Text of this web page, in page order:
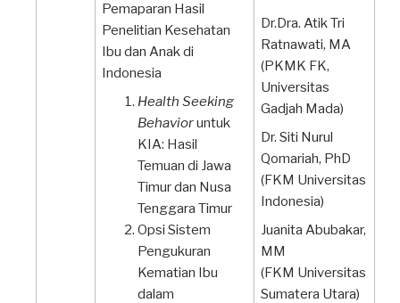
Pemaparan Hasil
Penelitian Kesehatan
Ibu dan Anak di
Indonesia
Health Seeking
Behavioruntuk
KIA: Hasil
Temuan di Jawa
Timur dan Nusa
Tenggara Timur
Opsi Sistem
Pengukuran
Kematian Ibu
dalam
Dr.Dra. Atik Tri
Ratnawati, MA
(PKMK FK,
Universitas
Gadjah Mada)
Dr. Siti Nurul
Qomariah, PhD
(FKM Universitas
Indonesia)
Juanita Abubakar,
MM
(FKM Universitas
Sumatera Utara)